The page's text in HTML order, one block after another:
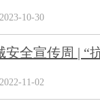
10-30
安全宣传周 | “
11-02